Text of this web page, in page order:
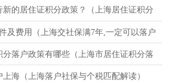
）的居住证积分政策？（上海居住证积分
及费用（上海交社保满7年,一定可以落户
分落户政策有哪些（上海市居住证积分落
海（上海落户社保与个税匹配解读）